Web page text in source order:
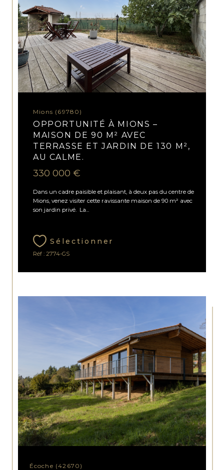
Mions (69780)
OPPORTUNITÉ À MIONS –
MAISON DE 90 M² AVEC
TERRASSE ET JARDIN DE 130 M²,
AU CALME.
330 000 €
Dans un cadre paisible et plaisant, à deux pas du centre de
Mions, venez visiter cette ravissante maison de 90 m² avec
son jardin privé. La...
Sélectionner
Réf : 2774-GS
Écoche (42670)